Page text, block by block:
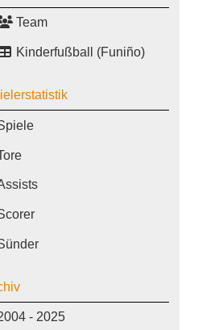
Team
Kinderfußball (Funiño)
- 2025